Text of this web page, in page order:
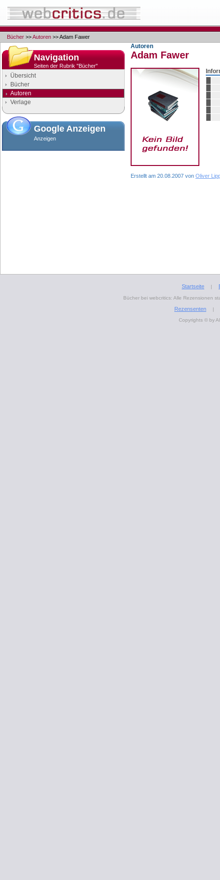
Bücher >>Autoren >> Adam Fawer
Navigation
Seiten der Rubrik "Bücher"
Übersicht
Bücher
Autoren
Verlage
Google Anzeigen
Anzeigen
Autoren
Adam Fawer
Erstellt am 20.08.2007 von Oliver
Startseite |
Bücher bei webcritics: Alle Rezensionen
Rezensenten
|
Copyrights © by